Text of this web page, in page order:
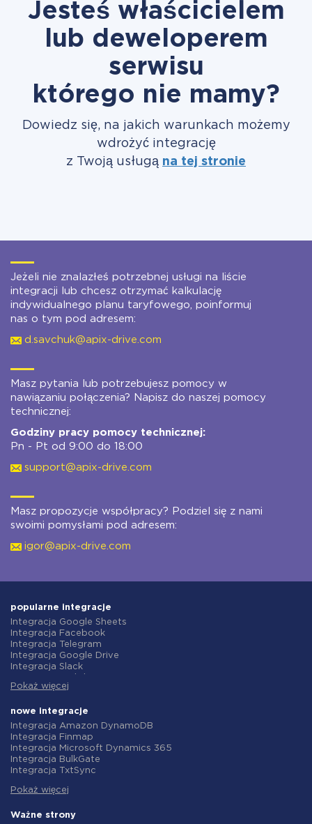
Jesteś właścicielem
lub deweloperem
serwisu
którego nie mamy?
Dowiedz się, na jakich warunkach możemy
wdrożyć integrację
z Twoją usługą na tej stronie
Jeżeli nie znalazłeś potrzebnej usługi na liście
integracji lub chcesz otrzymać kalkulację
indywidualnego planu taryfowego, poinformuj
nas o tym pod adresem:
d.savchuk@apix-drive.com
Masz pytania lub potrzebujesz pomocy w
nawiązaniu połączenia? Napisz do naszej pomocy
technicznej:
Godziny pracy pomocy technicznej:
Pn - Pt od 9:00 do 18:00
support@apix-drive.com
Masz propozycje współpracy? Podziel się z nami
swoimi pomysłami pod adresem:
igor@apix-drive.com
popularne integracje
Integracja Google Sheets
Integracja Facebook
Integracja Telegram
Integracja Google Drive
Integracja Slack
Integracja Gmail
Integracja ClickUp
Integracja Airtable
Integracja Google Contacts
Integracja OpenAI (ChatGPT)
Integracja Instagram
Integracja ActiveCampaign
Integracja Salesforce CRM
Integracja Notion
Pokaż więcej
nowe integracje
Integracja Amazon DynamoDB
Integracja Finmap
Integracja Microsoft Dynamics 365
Integracja BulkGate
Integracja TxtSync
Integracja Corezoid
Integracja Instasent
Pokaż więcej
Ważne strony